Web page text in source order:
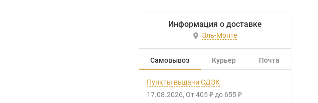
Информация о доставке
Эль-Монте
Самовывоз Курьер Почта
Пункты выдачи СДЭК
17.08.2026 От 405 ₽ до 655 ₽